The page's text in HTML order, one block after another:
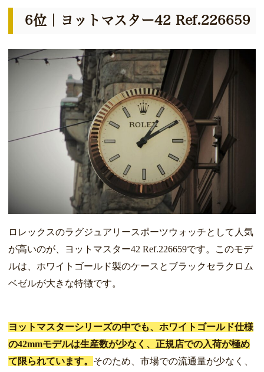
6位｜ヨットマスター42 Ref.226659
ロレックスのラグジュアリースポーツウォッチとして人気
が高いのが、ヨットマスター42 Ref.226659です。このモデ
ルは、ホワイトゴールド製のケースとブラックセラクロム
ベゼルが大きな特徴です。
ヨットマスターシリーズの中でも、ホワイトゴールド仕様
の42mmモデルは生産数が少なく、正規店での入荷が極め
て限られています。 そのため、市場での流通量が少なく、